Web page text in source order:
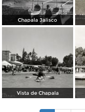
Chapala Jalisco
Vista de Chapala